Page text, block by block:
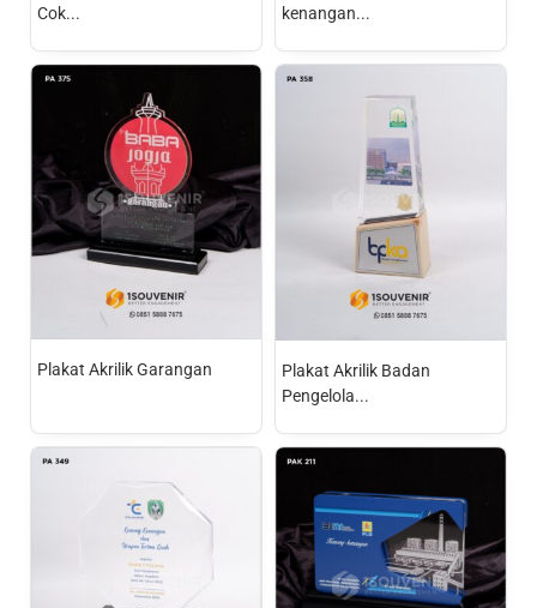
Cok...
kenangan...
Plakat Akrilik Garangan
Plakat Akrilik Badan
Pengelola...